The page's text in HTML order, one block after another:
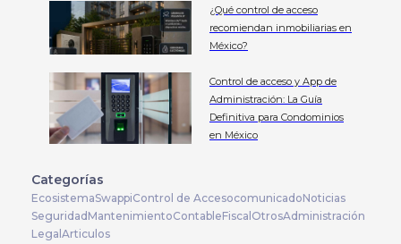
¿Qué control de acceso
recomiendan inmobiliarias en
México?
Control de acceso y App de
Administración: La Guía
Definitiva para Condominios
en México
Categorías
EcosistemaSwappiControl de AccesocomunicadoNoticias
SeguridadMantenimientoContableFiscalOtrosAdministración
LegalArticulos